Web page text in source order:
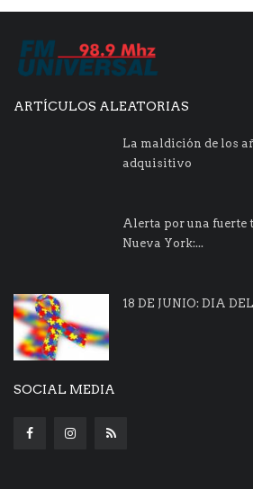
ARTÍCULOS ALEATORIAS
La maldición de los
adquisitivo
Alerta por una fuerte
Nueva York:...
18 DE JUNIO: DIA
SOCIAL MEDIA